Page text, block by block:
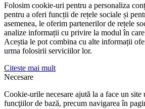
Folosim cookie-uri pentru a personaliza
pentru a oferi funcții de rețele sociale și
asemenea, le oferim partenerilor de rețele
analize informații cu privire la modul în
Aceștia le pot combina cu alte informații
urma folosirii serviciilor lor.
Citeste mai mult
Necesare
Cookie-urile necesare ajută la a face un
funcţiilor de bază, precum navigarea în